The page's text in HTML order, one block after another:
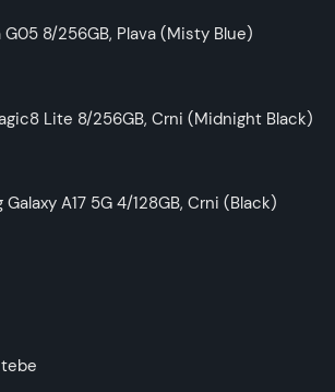
8/256GB, Plava (Misty Blue)
Lite 8/256GB, Crni (Midnight Black)
Galaxy A17 5G 4/128GB, Crni (Black)